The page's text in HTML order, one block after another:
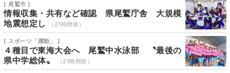
[ 尾鷲市 ]
情報収集・共有など確認 県尾鷲庁舎 大規模
地震想定し
（21時間前）
[ スポーツ「躍動」 ]
４種目で東海大会へ 尾鷲中水泳部 〝最後の
県中学総体〟
（21時間前）